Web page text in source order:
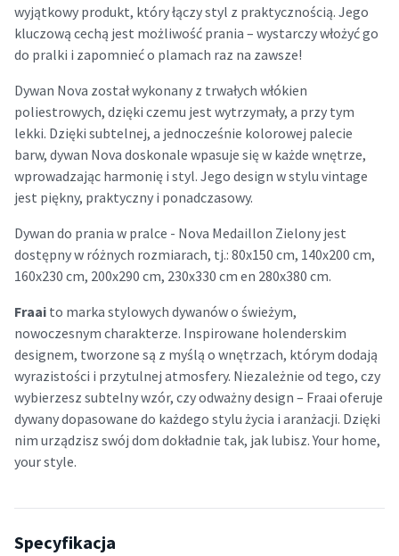
wyjątkowy produkt, który łączy styl z praktycznością. Jego
kluczową cechą jest możliwość prania – wystarczy włożyć go
do pralki i zapomnieć o plamach raz na zawsze!
Dywan Nova został wykonany z trwałych włókien
poliestrowych, dzięki czemu jest wytrzymały, a przy tym
lekki. Dzięki subtelnej, a jednocześnie kolorowej palecie
barw, dywan Nova doskonale wpasuje się w każde wnętrze,
wprowadzając harmonię i styl. Jego design w stylu vintage
jest piękny, praktyczny i ponadczasowy.
Dywan do prania w pralce - Nova Medaillon Zielony jest
dostępny w różnych rozmiarach, tj.: 80x150 cm, 140x200 cm,
160x230 cm, 200x290 cm, 230x330 cm en 280x380 cm.
Fraai to marka stylowych dywanów o świeżym,
nowoczesnym charakterze. Inspirowane holenderskim
designem, tworzone są z myślą o wnętrzach, którym dodają
wyrazistości i przytulnej atmosfery. Niezależnie od tego, czy
wybierzesz subtelny wzór, czy odważny design – Fraai oferuje
dywany dopasowane do każdego stylu życia i aranżacji. Dzięki
nim urządzisz swój dom dokładnie tak, jak lubisz. Your home,
your style.
Specyfikacja